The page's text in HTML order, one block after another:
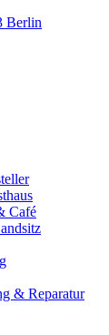
Berlin
Café
& Reparatur